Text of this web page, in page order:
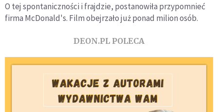
O tej spontaniczności i frajdzie, postanowiła przypomnieć
firma McDonald's. Film obejrzało już ponad milion osób.
DEON.PL POLECA